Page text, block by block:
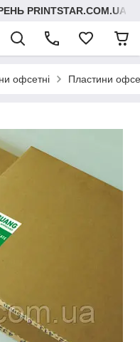
PRINTSTAR.COM.UA
офсетні Пластини